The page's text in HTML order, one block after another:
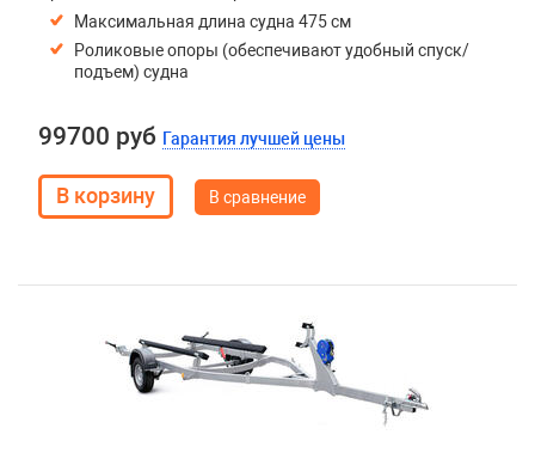
Максимальная длина судна 475 см
Роликовые опоры (обеспечивают удобный спуск/
подъем) судна
99700 руб Гарантия лучшей цены
В сравнение